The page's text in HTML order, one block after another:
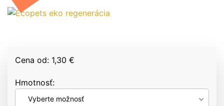
Cena od: 1,30 €
Hmotnosť
Vyberte možnosť